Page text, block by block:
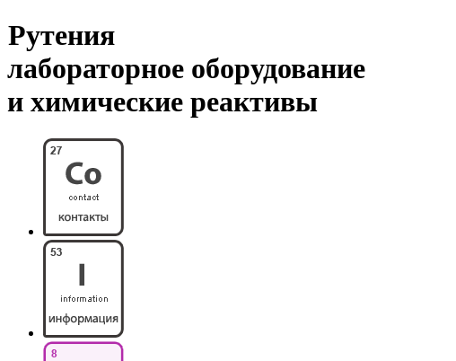
Рутения
лабораторное оборудование
и химические реактивы